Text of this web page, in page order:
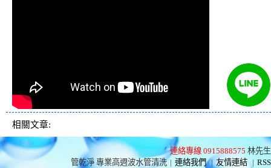
相關文章:
連絡專線 0915888575 林先生
管乾淨 專業高週波水管清洗 | 連絡我們 | 友情連結 | RSS